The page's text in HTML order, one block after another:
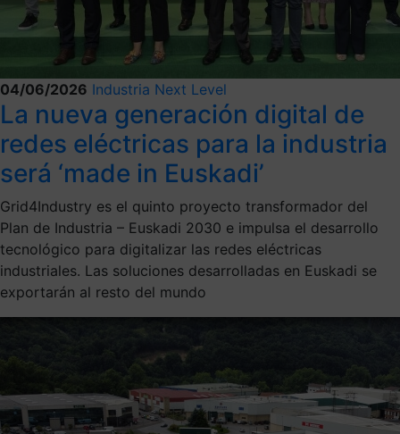
04/06/2026 Industria Next Level
La nueva generación digital de
redes eléctricas para la industria
será ‘made in Euskadi’
Grid4Industry es el quinto proyecto transformador del
Plan de Industria – Euskadi 2030 e impulsa el desarrollo
tecnológico para digitalizar las redes eléctricas
industriales. Las soluciones desarrolladas en Euskadi se
exportarán al resto del mundo